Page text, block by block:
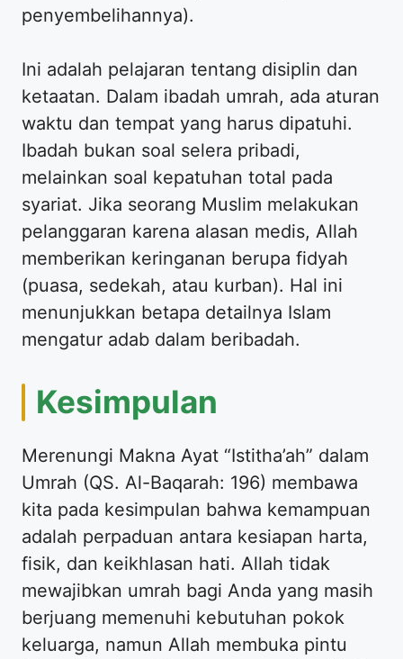
penyembelihannya).
Ini adalah pelajaran tentang disiplin dan
ketaatan. Dalam ibadah umrah, ada aturan
waktu dan tempat yang harus dipatuhi.
Ibadah bukan soal selera pribadi,
melainkan soal kepatuhan total pada
syariat. Jika seorang Muslim melakukan
pelanggaran karena alasan medis, Allah
memberikan keringanan berupa fidyah
(puasa, sedekah, atau kurban). Hal ini
menunjukkan betapa detailnya Islam
mengatur adab dalam beribadah.
Kesimpulan
Merenungi Makna Ayat “Istitha’ah” dalam
Umrah (QS. Al-Baqarah: 196) membawa
kita pada kesimpulan bahwa kemampuan
adalah perpaduan antara kesiapan harta,
fisik, dan keikhlasan hati. Allah tidak
mewajibkan umrah bagi Anda yang masih
berjuang memenuhi kebutuhan pokok
keluarga, namun Allah membuka pintu